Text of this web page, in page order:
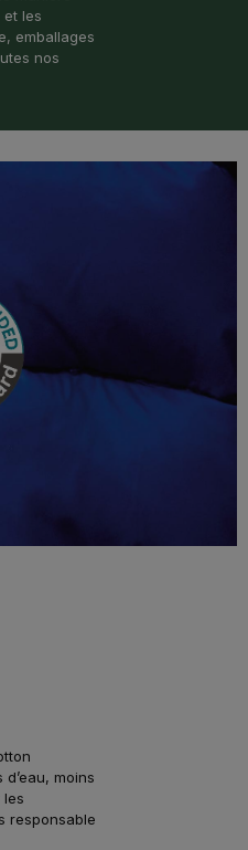
et les
emballages
nos
moins
les
responsable